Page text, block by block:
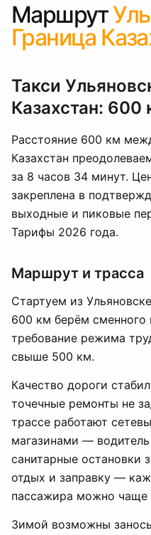
Маршрут
Граница
Такси
Казахстан: 600
Расстояние 600 км
Казахстан
за 8 часов 34 минут.
закреплена в
выходные и пиковые
Тарифы 2026 года.
Маршрут и трасса
Стартуем из
600 км берём сменного
требование режима
свыше 500 км.
Качество дороги
точечные ремонты не
трассе работают
магазинами —
санитарные остановки
отдых и заправку —
пассажира можно чаще
Зимой возможны